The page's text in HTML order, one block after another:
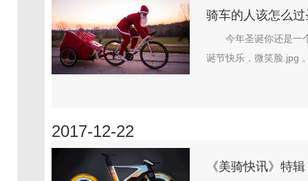
骑车的人该怎么
今年圣诞你还是一
诞节快乐，微笑脸.jpg
2017-12-22
《美骑快讯》特